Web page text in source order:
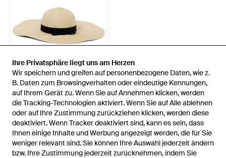
Ihre Privatsphäre liegt uns am Herzen
Wir speichern und greifen auf personenbezogene Daten, wie z.
B. Daten zum Browsingverhalten oder eindeutige Kennungen,
auf Ihrem Gerät zu. Wenn Sie auf Annehmen klicken, werden
die Tracking-Technologien aktiviert. Wenn Sie auf Alle ablehnen
oder auf Ihre Zustimmung zurückziehen klicken, werden diese
deaktiviert. Wenn Tracker deaktiviert sind, kann es sein, dass
Ihnen einige Inhalte und Werbung angezeigt werden, die für Sie
weniger relevant sind. Sie können Ihre Auswahl jederzeit ändern
bzw. Ihre Zustimmung jederzeit zurücknehmen, indem Sie
Ihre Privatsphäre liegt uns am Herzen
Wir speichern und greifen auf personenbezogene Daten, wie z.
B. Daten zum Browsingverhalten oder eindeutige Kennungen,
auf Ihrem Gerät zu. Wenn Sie auf Annehmen klicken, werden
die Tracking-Technologien aktiviert. Wenn Sie auf Alle ablehnen
oder auf Ihre Zustimmung zurückziehen klicken, werden diese
deaktiviert. Wenn Tracker deaktiviert sind, kann es sein, dass
Ihnen einige Inhalte und Werbung angezeigt werden, die für Sie
weniger relevant sind. Sie können Ihre Auswahl jederzeit ändern
bzw. Ihre Zustimmung jederzeit zurücknehmen, indem Sie
24,95 €
normani
Hut Eriyadu - Natur
VonABOUT YOU